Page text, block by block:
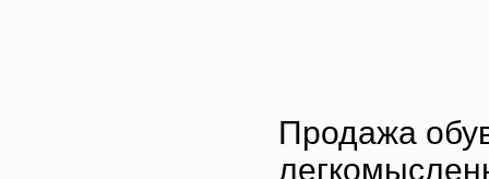
Продажа